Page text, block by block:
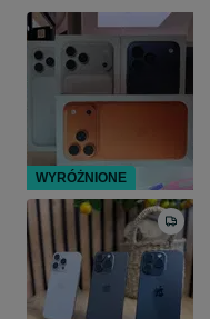
WYRÓŻNIONE